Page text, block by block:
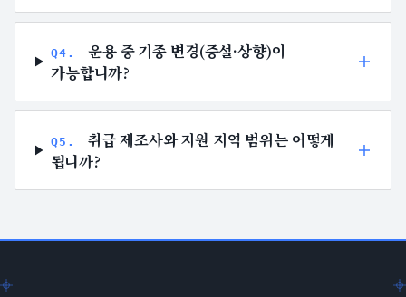
Q4 .
운용 중 기종 변경(증설·상향)이
가능합니까?
Q5 .
취급 제조사와 지원 지역 범위는 어떻게
됩니까?